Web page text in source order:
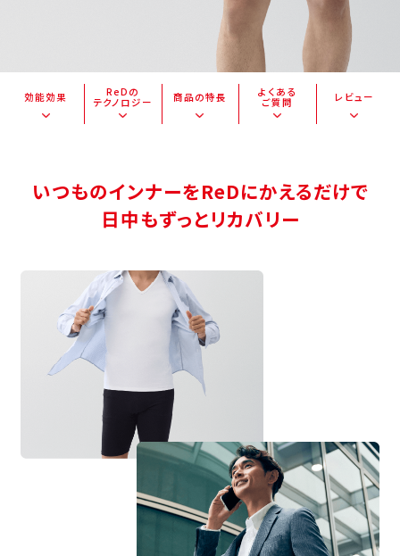
効能効果
ReDの
テクノロジー
商品の特長
よくある
ご質問
レビュー
いつものインナーをReDにかえるだけで
日中もずっとリカバリー